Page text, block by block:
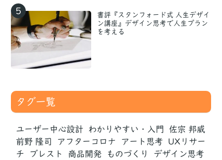
5
書評『スタンフォード式 人生デザイ
ン講座』デザイン思考で人生プラン
を考える
タグ一覧
ユーザー中心設計 わかりやすい・入門
佐宗 邦威
前野 隆司
アフターコロナ アート思考
UXリサー
チ
ブレスト 商品開発 ものづくり デザイン思考